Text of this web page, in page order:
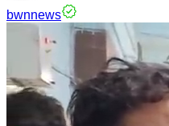
bwnnews